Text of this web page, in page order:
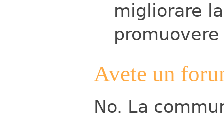
migliorare
Avete un
No. La